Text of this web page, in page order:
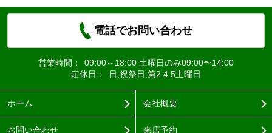
電話でお問い合わせ
営業時間：
09:00～18:00 土曜日のみ09:00〜14:00
定休日：
日,祝祭日,第2.4.5土曜日
ホーム 会社概要
お問い合わせ 来店予約